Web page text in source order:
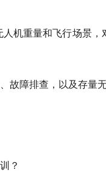
机重量和飞行场景
故障排查，以及存量
？